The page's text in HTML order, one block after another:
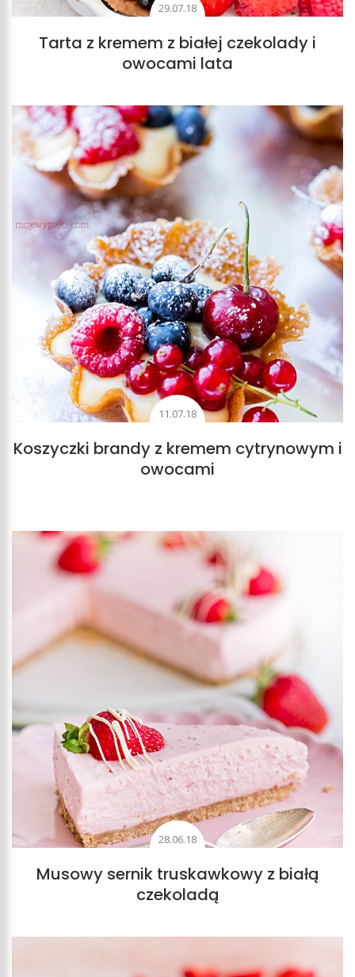
29.07.18
Tarta z kremem z białej czekolady i
owocami lata
11.07.18
Koszyczki brandy z kremem cytrynowym i
owocami
28.06.18
Musowy sernik truskawkowy z białą
czekoladą